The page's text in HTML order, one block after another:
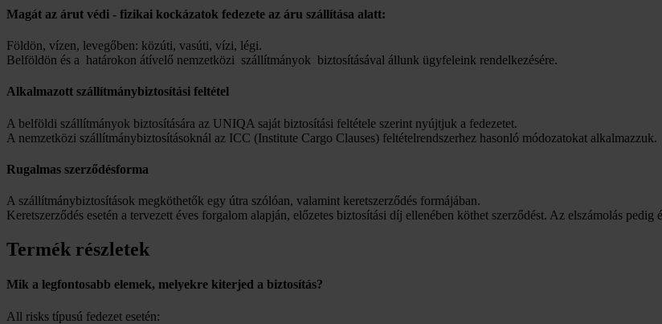
Magát az árut védi - fizikai kockázatok fedezete az áru szállítása alatt:
Földön, vízen, levegőben: közúti, vasúti, vízi, légi.
Belföldön és a határokon átívelő nemzetközi szállítmányok biztosításával állunk ügyfeleink rendelkezésére.
Alkalmazott szállítmánybiztosítási feltétel
A belföldi szállítmányok biztosítására az UNIQA saját biztosítási feltétele szerint nyújtjuk a fedezetet.
A nemzetközi szállítmánybiztosításoknál az ICC (Institute Cargo Clauses) feltételrendszerhez hasonló módozatokat alkalmazzuk.
Rugalmas szerződésforma
A szállítmánybiztosítások megköthetők egy útra szólóan, valamint keretszerződés formájában.
Keretszerződés esetén a tervezett éves forgalom alapján, előzetes biztosítási díj ellenében köthet szerződést. Az elszámolás
Termék részletek
Mik a legfontosabb elemek, melyekre kiterjed a biztosítás?
All risks típusú fedezet esetén: